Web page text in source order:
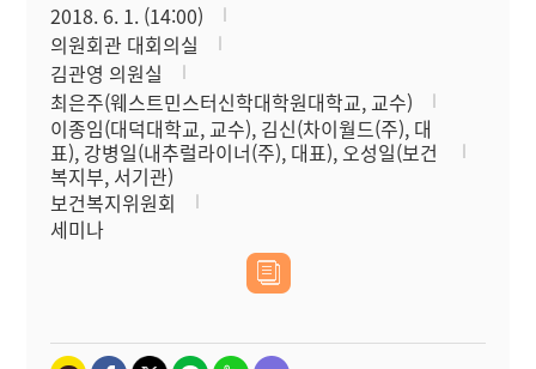
2018. 6. 1. (14:00)
의원회관 대회의실
김관영 의원실
최은주(웨스트민스터신학대학원대학교, 교수)
이종임(대덕대학교, 교수), 김신(차이월드(주), 대
표), 강병일(내추럴라이너(주), 대표), 오성일(보건
복지부, 서기관)
보건복지위원회
세미나